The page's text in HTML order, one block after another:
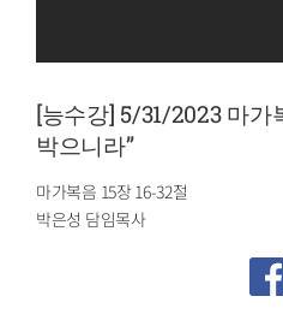
[능수강] 5/31/2023 마가
박으니라”
마가복음 15장 16-32절
박은성 담임목사